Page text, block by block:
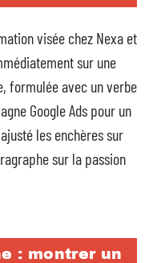
visée chez Nexa et
sur une
formulée avec un verbe
Google Ads pour un
les enchères sur
sur la passion
: montrer un